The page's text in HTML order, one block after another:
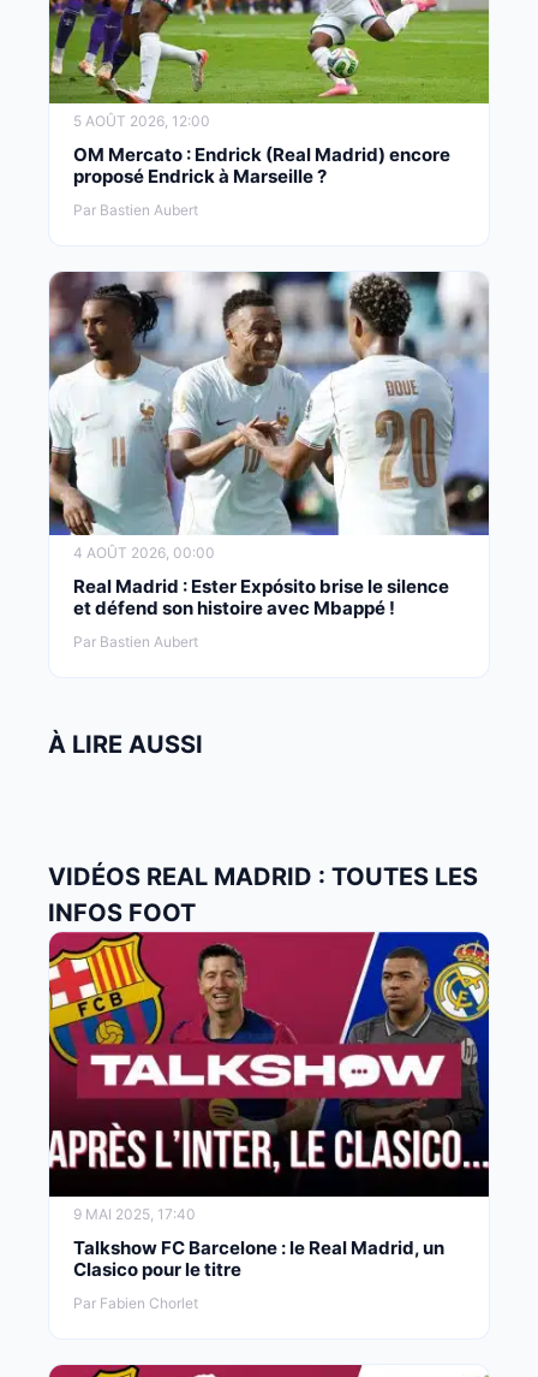
5 AOÛT 2026, 12:00
OM Mercato : Endrick (Real Madrid) encore
proposé Endrick à Marseille ?
Par Bastien Aubert
4 AOÛT 2026, 00:00
Real Madrid : Ester Expósito brise le silence
et défend son histoire avec Mbappé !
Par Bastien Aubert
À LIRE AUSSI
VIDÉOS REAL MADRID : TOUTES LES
INFOS FOOT
9 MAI 2025, 17:40
Talkshow FC Barcelone : le Real Madrid, un
Clasico pour le titre
Par Fabien Chorlet